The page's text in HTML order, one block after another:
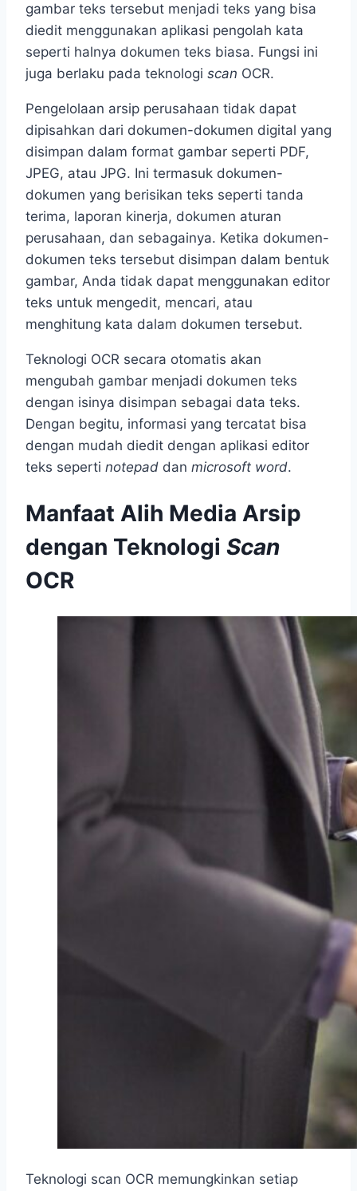
gambar teks tersebut menjadi teks yang bisa
diedit menggunakan aplikasi pengolah kata
seperti halnya dokumen teks biasa. Fungsi ini
juga berlaku pada teknologi scan OCR.
Pengelolaan arsip perusahaan tidak dapat
dipisahkan dari dokumen-dokumen digital yang
disimpan dalam format gambar seperti PDF,
JPEG, atau JPG. Ini termasuk dokumen-
dokumen yang berisikan teks seperti tanda
terima, laporan kinerja, dokumen aturan
perusahaan, dan sebagainya. Ketika dokumen-
dokumen teks tersebut disimpan dalam bentuk
gambar, Anda tidak dapat menggunakan editor
teks untuk mengedit, mencari, atau
menghitung kata dalam dokumen tersebut.
Teknologi OCR secara otomatis akan
mengubah gambar menjadi dokumen teks
dengan isinya disimpan sebagai data teks.
Dengan begitu, informasi yang tercatat bisa
dengan mudah diedit dengan aplikasi editor
teks seperti notepad dan microsoft word.
Manfaat Alih Media Arsip
dengan Teknologi Scan
OCR
Teknologi scan OCR memungkinkan setiap